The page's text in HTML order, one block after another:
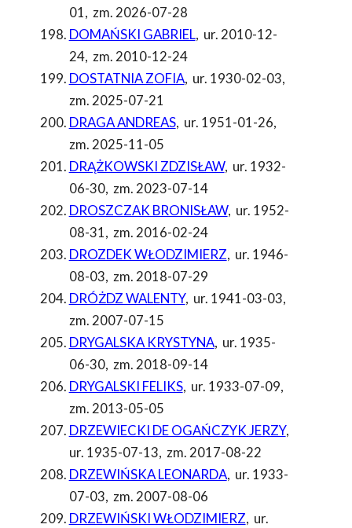
01, zm. 2026-07-28
DOMAŃSKI GABRIEL, ur. 2010-12-
24, zm. 2010-12-24
DOSTATNIA ZOFIA, ur. 1930-02-03,
zm. 2025-07-21
DRAGA ANDREAS, ur. 1951-01-26,
zm. 2025-11-05
DRĄŻKOWSKI ZDZISŁAW, ur. 1932-
06-30, zm. 2023-07-14
DROSZCZAK BRONISŁAW, ur. 1952-
08-31, zm. 2016-02-24
DROZDEK WŁODZIMIERZ, ur. 1946-
08-03, zm. 2018-07-29
DRÓŻDZ WALENTY, ur. 1941-03-03,
zm. 2007-07-15
DRYGALSKA KRYSTYNA, ur. 1935-
06-30, zm. 2018-09-14
DRYGALSKI FELIKS, ur. 1933-07-09,
zm. 2013-05-05
DRZEWIECKI DE OGAŃCZYK JERZY,
ur. 1935-07-13, zm. 2017-08-22
DRZEWIŃSKA LEONARDA, ur. 1933-
07-03, zm. 2007-08-06
DRZEWIŃSKI WŁODZIMIERZ, ur.